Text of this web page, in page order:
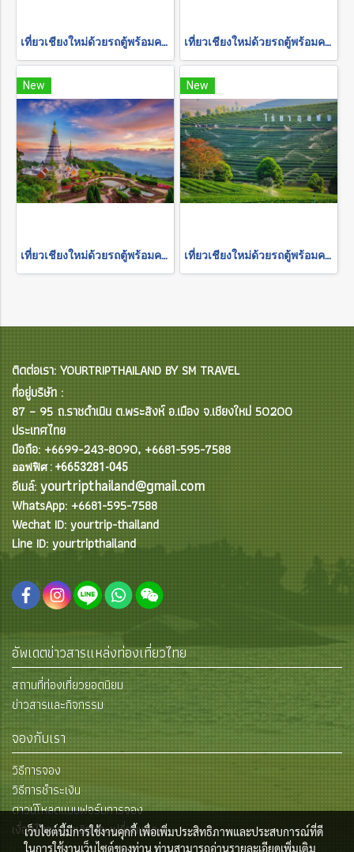
เที่ยวเชียงใหม่ด้วยรถตู้พร้อมคนขับ "อุทยานแห่งชาติ-สวนดอกไม้" เที่ยวเชียงใหม่ด้วยรถตู้พร้อมคนขับ "ล่องแพเชียงใหม่"
New
เที่ยวเชียงใหม่ด้วยรถตู้พร้อมคนขับ "อุทยานแห่งชาติดอยอินทนนท์"
New
เที่ยวเชียงใหม่ด้วยรถตู้พร้อมคนขับ "เชียงราย 2 วัน 1 คืน"
ติดต่อเรา: YOURTRIPTHAILAND BY SM TRAVEL
ที่อยู่บริษัท :
87 – 95 ถ.ราชดำเนิน ต.พระสิงห์ อ.เมือง จ.เชียงใหม่ 50200
ประเทศไทย
มือถือ: +6699-243-8090, +6681-595-7588
ออฟฟิศ : +6653281-045
อีเมล์: yourtripthailand@gmail.com
WhatsApp: +6681-595-7588
Wechat ID: yourtrip-thailand
Line ID: yourtripthailand
อัพเดตข่าวสารแหล่งท่องเที่ยวไทย
สถานที่ท่องเที่ยวยอดนิยม
ข่าวสารและกิจกรรม
จองกับเรา
วิธีการจอง
วิธีการชำระเงิน
ดาวน์โหลดแบบฟอร์มการจอง
เงื่อนไขการยกเลิกและเปลี่ยนแปลง
เว็บไซต์นี้มีการใช้งานคุกกี้ เพื่อเพิ่มประสิทธิภาพและประสบการณ์ที่ดี
ในการใช้งานเว็บไซต์ของท่าน ท่านสามารถอ่านรายละเอียดเพิ่มเติม